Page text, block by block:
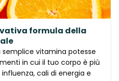
formula della
vitamina potesse
in cui il tuo corpo è più
cali di energia e